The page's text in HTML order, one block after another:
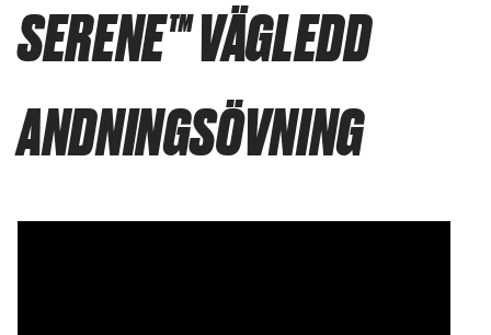
SERENE™ VÄGLEDD
ANDNINGSÖVNING